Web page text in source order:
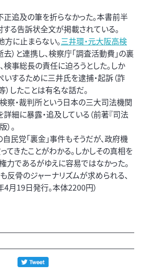
正追及の筆を折らなかった。本書前半
する告訴状全文が掲載されている。
方に止まらない。三井環・元大阪高検
去）と連携し、検察庁「調査活動費」の裏
検事総長の責任に迫ろうとした。しか
いするために三井氏を逮捕・起訴（詐
したことは有名な話だ。
察・裁判所という日本の三大司法機関
細に暴露・追及している（前著『司法
。
民党「裏金」事件もそうだが、政府機
てきたことがわかる。しかしその真相を
力であるがゆえに容易ではなかった。
反骨のジャーナリズムが求められる、
4月19日発行。本体2200円）